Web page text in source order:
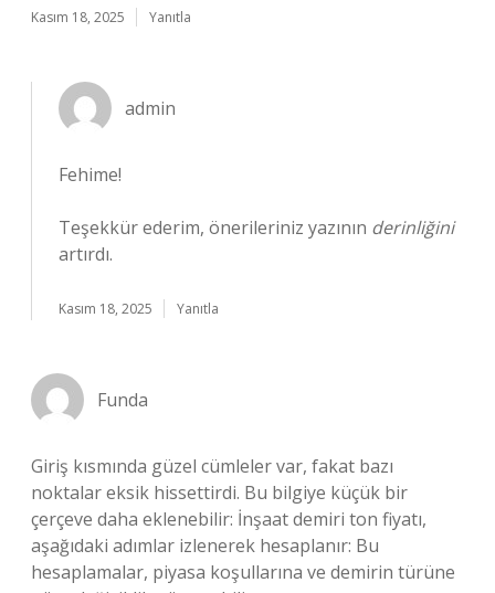
Kasım 18, 2025 Yanıtla
admin
Fehime!
Teşekkür ederim, önerileriniz yazının derinliğini
artırdı.
Kasım 18, 2025 Yanıtla
Funda
Giriş kısmında güzel cümleler var, fakat bazı
noktalar eksik hissettirdi. Bu bilgiye küçük bir
çerçeve daha eklenebilir: İnşaat demiri ton fiyatı,
aşağıdaki adımlar izlenerek hesaplanır: Bu
hesaplamalar, piyasa koşullarına ve demirin türüne